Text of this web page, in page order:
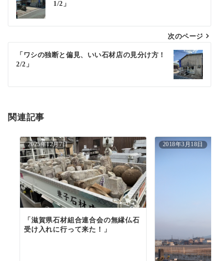
稿
ナ
ビ
シ
ン
1/2」
次のページ
「ワシの独断と偏見、いい石材店の見分け方！
2/2」
関連記事
2025年12月7日
「滋賀県石材組合連合会の無縁仏石
受け入れに行って来た！」
2018年3月18日